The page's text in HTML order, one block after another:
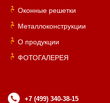
Оконные решетки
Металлоконструкции
О продукции
ФОТОГАЛЕРЕЯ
+7 (499) 340-38-15